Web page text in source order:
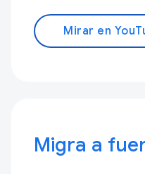
Mirar en
Migra a